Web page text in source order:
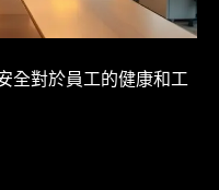
全對於員工的健康和工